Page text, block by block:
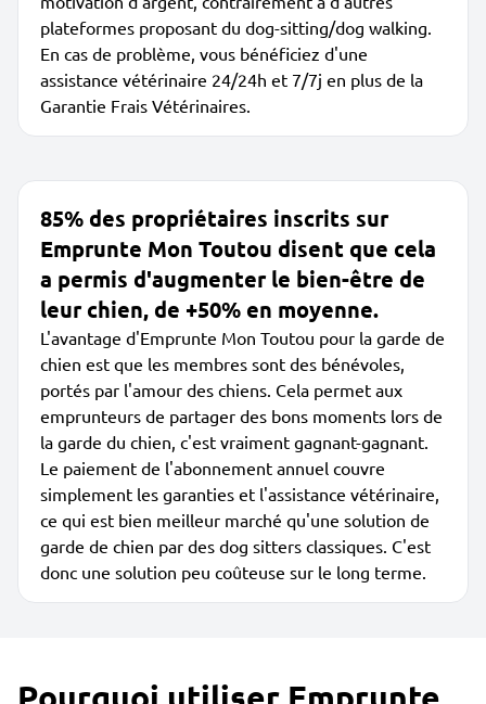
plateformes proposant du dog-sitting/dog walking.
En cas de problème, vous bénéficiez d'une
assistance vétérinaire 24/24h et 7/7j en plus de la
Garantie Frais Vétérinaires.
85% des propriétaires inscrits sur
Emprunte Mon Toutou disent que cela
a permis d'augmenter le bien-être de
leur chien, de +50% en moyenne.
L'avantage d'Emprunte Mon Toutou pour la garde de
chien est que les membres sont des bénévoles,
portés par l'amour des chiens. Cela permet aux
emprunteurs de partager des bons moments lors de
la garde du chien, c'est vraiment gagnant-gagnant.
Le paiement de l'abonnement annuel couvre
simplement les garanties et l'assistance vétérinaire,
ce qui est bien meilleur marché qu'une solution de
garde de chien par des dog sitters classiques. C'est
donc une solution peu coûteuse sur le long terme.